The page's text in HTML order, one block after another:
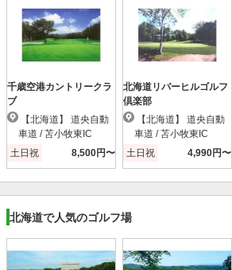
千歳空港カントリークラ
ブ
車道 / 苫小牧東IC
土日祝
8,500円〜
北海道リバーヒルゴルフ
倶楽部
車道 / 苫小牧東IC
土日祝
4,990円〜
北海道で人気のゴルフ場